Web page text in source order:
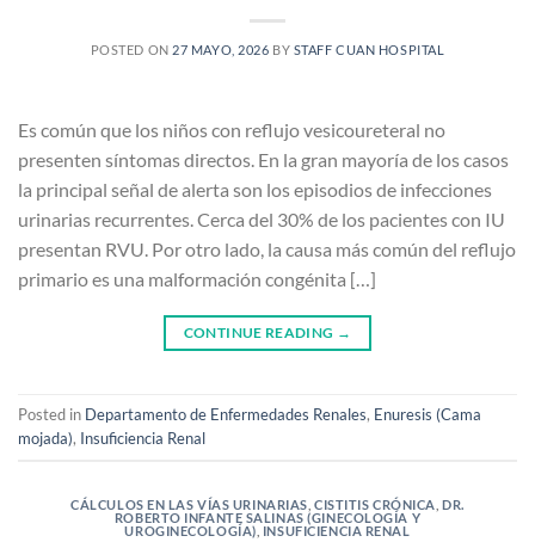
POSTED ON 27 MAYO, 2026 BY STAFF CUAN HOSPITAL
Es común que los niños con reflujo vesicoureteral no
presenten síntomas directos. En la gran mayoría de los casos
la principal señal de alerta son los episodios de infecciones
urinarias recurrentes. Cerca del 30% de los pacientes con IU
presentan RVU. Por otro lado, la causa más común del reflujo
primario es una malformación congénita […]
CONTINUE READING →
Posted in Departamento de Enfermedades Renales, Enuresis (Cama
mojada), Insuficiencia Renal
CÁLCULOS EN LAS VÍAS URINARIAS ,CISTITIS CRÓNICA ,DR.
ROBERTO INFANTE SALINAS (GINECOLOGÍA Y
UROGINECOLOGÍA) INSUFICIENCIA RENAL